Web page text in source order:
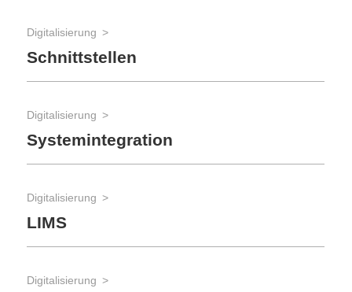
Digitalisierung
Schnittstellen
Digitalisierung
Systemintegration
Digitalisierung
LIMS
Digitalisierung